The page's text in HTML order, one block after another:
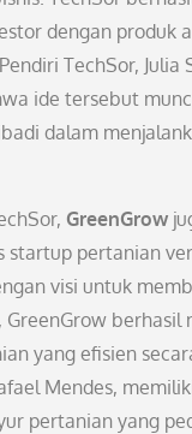
dengan produk
TechSor, Julia
ide tersebut
dalam
GreenGrow
startup pertanian
visi untuk
GreenGrow berhasil
yang efisien
Mendes,
pertanian yang